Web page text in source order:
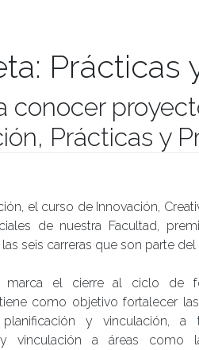
Prácticas
conocer
Prácticas y
el curso de Innovación,
de nuestra Facultad,
seis carreras que son parte
marca el cierre al ciclo de
como objetivo fortalecer
planificación y vinculación, a
y vinculación a áreas como